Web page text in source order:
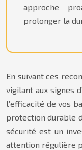
approche
prolonger la
En suivant ces
vigilant aux signes
l’efficacité de vos
protection durable
sécurité est un
attention régulière